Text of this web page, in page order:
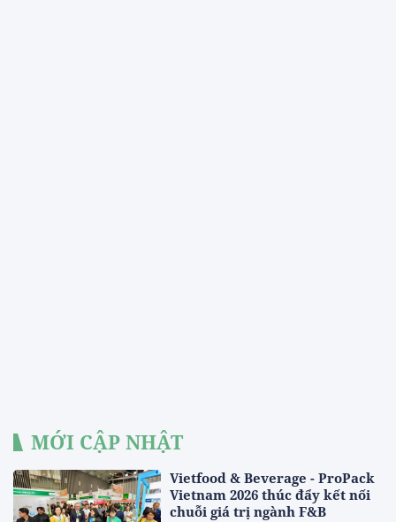
MỚI CẬP NHẬT
Vietfood & Beverage - ProPack
Vietnam 2026 thúc đẩy kết nối
chuỗi giá trị ngành F&B